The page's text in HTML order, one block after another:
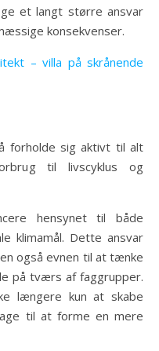
et langt større ansvar
konsekvenser.
– villa på skrånende
forholde sig aktivt til alt
til livscyklus og
hensynet til både
klimamål. Dette ansvar
også evnen til at tænke
på tværs af faggrupper.
længere kun at skabe
til at forme en mere